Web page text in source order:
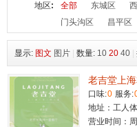
地区: 全部 东城区
门头沟区
昌平区
显示: 图文 图片 数量: 10 20 40
老吉堂上
口味:0 服务:
地址：工人
营业时间：